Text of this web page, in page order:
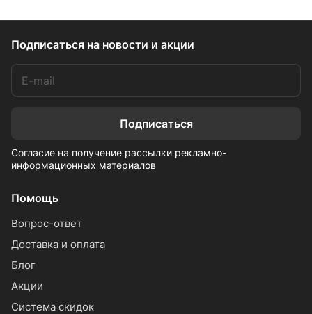
Подписаться на новости и акции
Подписаться
Согласие на получение рассылки рекламно-
информационных материалов
Помощь
Вопрос-ответ
Доставка и оплата
Блог
Акции
Система скидок